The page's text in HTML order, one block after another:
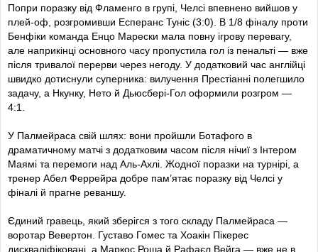
Попри поразку від Фламенго в групі, Челсі впевнено вийшов у
плей-оф, розгромивши Есперанс Туніс (3:0). В 1/8 фіналу проти
Бенфіки команда Енцо Марески мала повну ігрову перевагу,
але наприкінці основного часу пропустила гол із пенальті — вже
після тривалої перерви через негоду. У додатковий час англійці
швидко дотиснули суперника: вилучення Престіанні полегшило
задачу, а Нкунку, Нето й Дьюсбері-Гол оформили розгром —
4:1.
У Палмейраса свій шлях: вони пройшли Ботафого в
драматичному матчі з додатковим часом після нічиї з Інтером
Маямі та перемоги над Аль-Ахлі. Жодної поразки на турнірі, а
тренер Абел Феррейра добре пам’ятає поразку від Челсі у
фіналі й прагне реваншу.
Єдиний гравець, який зберігся з того складу Палмейраса —
воротар Вевертон. Густаво Гомес та Хоакін Пікерес
дискваліфіковані, а Маркос Роша й Рафаєл Вейга — вже не в